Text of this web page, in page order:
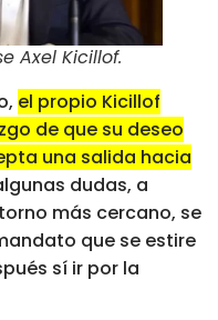
Axel Kicillof.
el propio Kicillof
de que su deseo
una salida hacia
dudas, a
más cercano, se
que se estire
sí ir por la